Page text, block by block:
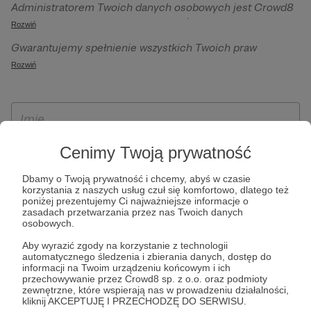
Cenimy Twoją prywatność
Dbamy o Twoją prywatność i chcemy, abyś w czasie
korzystania z naszych usług czuł się komfortowo, dlatego też
poniżej prezentujemy Ci najważniejsze informacje o
zasadach przetwarzania przez nas Twoich danych
osobowych.
Aby wyrazić zgody na korzystanie z technologii
automatycznego śledzenia i zbierania danych, dostęp do
informacji na Twoim urządzeniu końcowym i ich
przechowywanie przez Crowd8 sp. z o.o. oraz podmioty
zewnętrzne, które wspierają nas w prowadzeniu działalności,
kliknij AKCEPTUJĘ I PRZECHODZĘ DO SERWISU.
Administratorem Twoich danych osobowych jest Crowd8
sp. z o.o. z siedziba w Warszawie, ul. Żwirki i Wigury 16, 02-
092 Warszawa. Twoje dane osobowe będą przetwarzane w
szczególności w celu wykonania umowy zawartej z Tobą, w
Patronite.pl, w tym możliwości dokonywania oraz
otrzymywania wsparcia na naszej platformie oraz
Rozwiń
Gwarantujemy spełnienie wszystkich Twoich praw
wynikających z ogólnego rozporządzenia o ochronie
ich przenoszenia, niepodlegania zautomatyzowanemu
wyrażenia sprzeciwu wobec przetwarzania Twoich danych
osobowych. Rejestracja dla osób niepełnoletnich możliwa
jest po przekazaniu podpisanego formularza "Zgodna na
założenie konta przez osobę niepełnoletnią", formularz
dostępny jest na stronie regulaminu Patronite.pl.
Rozwiń